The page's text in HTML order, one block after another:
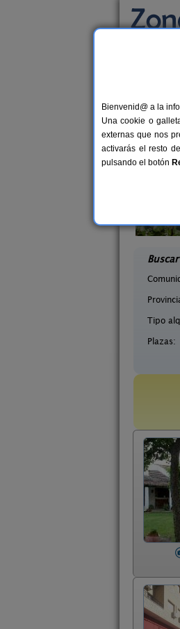
35 €
Buscar
Tipo
Plazas:
Bienvenid@ a la
Una cookie o
externas que nos
activarás el resto
pulsando el botón